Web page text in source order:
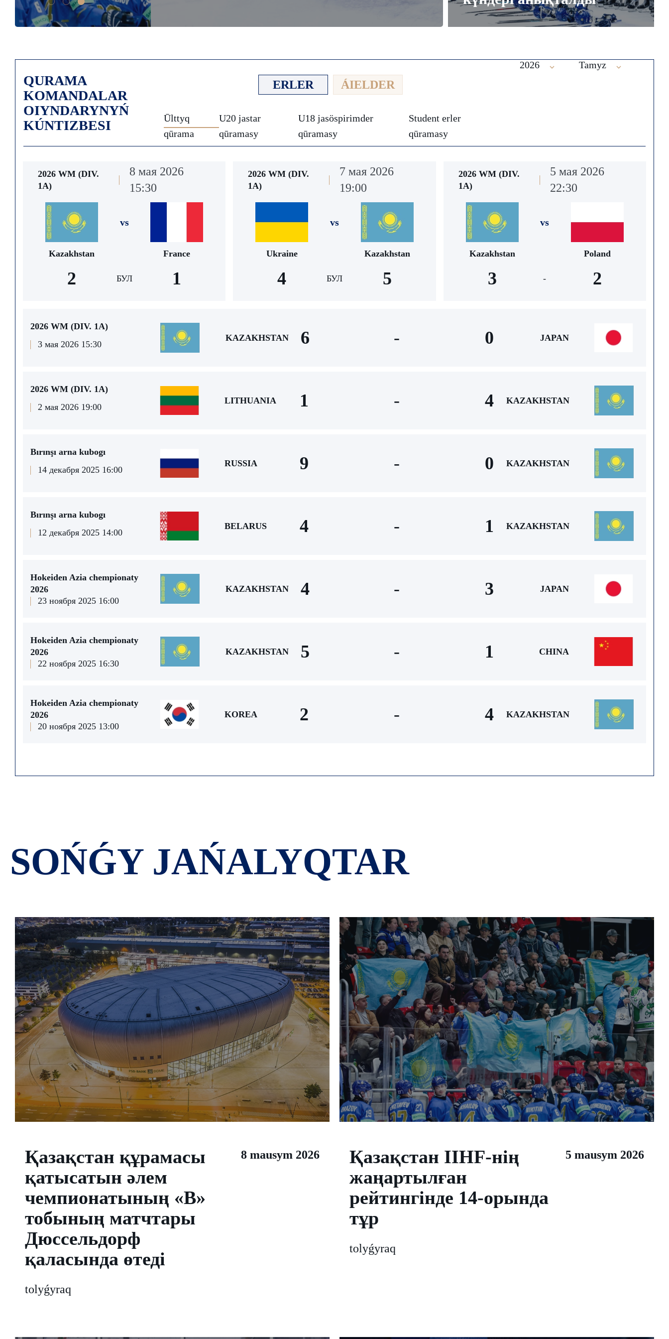
QURAMA
KOMANDALAR
OIYNDARYNYŃ
KÚNTIZBESI
ERLER ÁIELDER
Ūlttyq
qūrama
U20 jastar
qūramasy
U18 jasöspіrіmder
qūramasy
Student erler
qūramasy
2026 Tamyz
2026 WM (DIV.
1А)
8 мая 2026
15:30
Kazakhstan
2
vs
БУЛ
France
1
2026 WM (DIV.
1А)
7 мая 2026
19:00
Ukraine
4
vs
БУЛ
Kazakhstan
5
2026 WM (DIV.
1А)
5 мая 2026
22:30
Kazakhstan
3
vs
-
Poland
2
2026 WM (DIV. 1А)
3 мая 2026 15:30
KAZAKHSTAN 6 - 0 JAPAN
2026 WM (DIV. 1А)
2 мая 2026 19:00
LITHUANIA 1 - 4 KAZAKHSTAN
Bırınşı arna kubogı
14 декабря 2025 16:00
RUSSIA 9 - 0 KAZAKHSTAN
Bırınşı arna kubogı
12 декабря 2025 14:00
BELARUS 4 - 1 KAZAKHSTAN
Hokeiden Azia chempionaty
2026
23 ноября 2025 16:00
KAZAKHSTAN 4 - 3 JAPAN
Hokeiden Azia chempionaty
2026
22 ноября 2025 16:30
KAZAKHSTAN 5 - 1 CHINA
Hokeiden Azia chempionaty
2026
20 ноября 2025 13:00
KOREA 2 - 4 KAZAKHSTAN
SOŃǴY JAŃALYQTAR
Қазақстан құрамасы
қатысатын әлем
чемпионатының «В»
тобының матчтары
Дюссельдорф
қаласында өтеді
8 mausym 2026
tolyǵyraq
Қазақстан IIHF-нің
жаңартылған
рейтингінде 14-орында
тұр
5 mausym 2026
tolyǵyraq